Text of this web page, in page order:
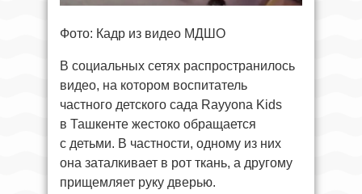
Фото: Кадр из видео МДШО
В социальных сетях распространилось
видео, на котором воспитатель
частного детского сада Rayyona Kids
в Ташкенте жестоко обращается
с детьми. В частности, одному из них
она заталкивает в рот ткань, а другому
прищемляет руку дверью.